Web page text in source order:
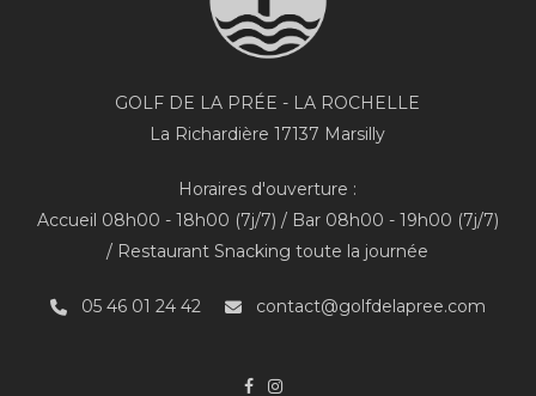
GOLF DE LA PRÉE - LA ROCHELLE
La Richardière 17137 Marsilly
Horaires d'ouverture :
Accueil 08h00 - 18h00 (7j/7) / Bar 08h00 - 19h00 (7j/7)
/ Restaurant Snacking toute la journée
05 46 01 24 42 contact@golfdelapree.com